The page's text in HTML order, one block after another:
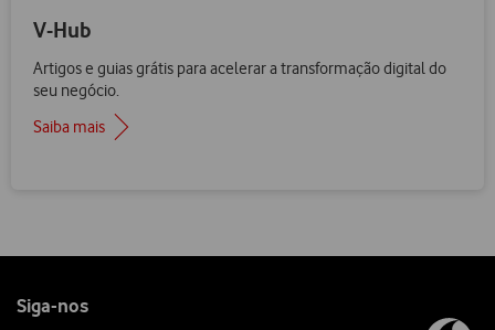
V-Hub
Artigos e guias grátis para acelerar a transformação digital do
seu negócio.
Saiba mais
Follow
Siga-nos